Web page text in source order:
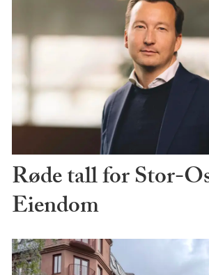
Røde tall for Stor-
Eiendom